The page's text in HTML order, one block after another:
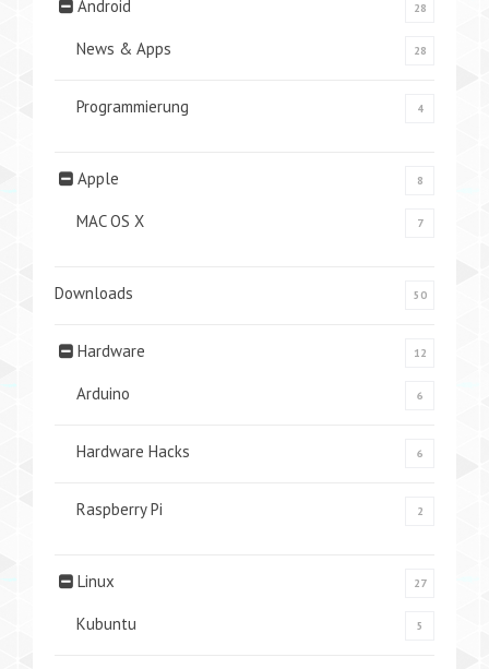
Android 28
News & Apps 28
Programmierung 4
Apple 8
MAC OS X 7
Downloads 50
Hardware 12
Arduino 6
Hardware Hacks 6
Raspberry Pi 2
Linux 27
Kubuntu 5